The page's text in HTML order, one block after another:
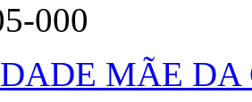
000
MÃE DA